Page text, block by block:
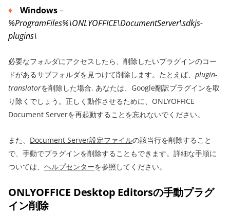
Windows–
%ProgramFiles%\ONLYOFFICE\DocumentServer\sdkjs-
plugins\
必要なフォルダにアクセスしたら、削除したいプラグインのコー
ドがあるサブフォルダを見つけて削除します。たとえば、 plugin-
translatorを削除した場合, あなたは、Google翻訳プラグインを取
り除くでしょう。正しく動作させるために、ONLYOFFICE
Document Serverを再起動することを忘れないでください。
また、 Document Server設定ファイルの該当行を削除すること
で、手動でプラグインを削除することもできます。詳細な手順に
ついては、 ヘルプセンターを参照してください。
ONLYOFFICE Desktop Editorsの手動プラグ
イン削除